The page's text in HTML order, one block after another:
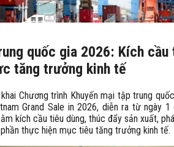
quốc gia 2026: Kích cầu
tăng trưởng kinh tế
Chương trình Khuyến mại tập trung
Grand Sale in 2026, diễn ra từ ngày
kích cầu tiêu dùng, thúc đẩy sản xuất,
thực hiện mục tiêu tăng trưởng kinh tế.